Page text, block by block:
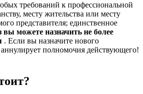
требований к профессиональной
месту жительства или месту
представителя; единственное
вы можете назначить не более
. Если вы назначите нового
полномочия действующего!